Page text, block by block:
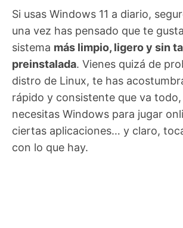
Si usas Windows 11 a diario,
una vez has pensado que te
sistema más limpio, ligero y sin
preinstalada. Vienes quizá de
distro de Linux, te has
rápido y consistente que va
necesitas Windows para jugar
ciertas aplicaciones… y claro,
con lo que hay.